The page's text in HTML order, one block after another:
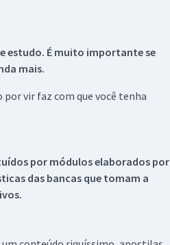
estudo. É muito importante se
mais.
vir faz com que você tenha
por módulos elaborados por
das bancas que tomam a